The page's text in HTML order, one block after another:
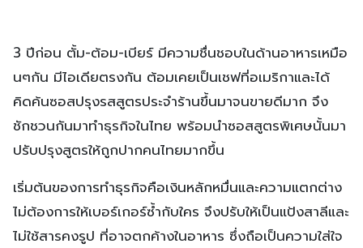
3 ปีก่อน ตั้ม-ต้อม-เบียร์ มีความชื่นชอบในด้านอาหารเหมือ
นๆกัน มีไอเดียตรงกัน ต้อมเคยเป็นเชฟที่อเมริกาและได้
คิดค้นซอสปรุงรสสูตรประจำร้านขึ้นมาจนขายดีมาก จึง
ชักชวนกันมาทำธุรกิจในไทย พร้อมนำซอสสูตรพิเศษนั้นมา
ปรับปรุงสูตรให้ถูกปากคนไทยมากขึ้น
เริ่มต้นของการทำธุรกิจคือเงินหลักหมื่นและความแตกต่าง
ไม่ต้องการให้เบอร์เกอร์ซ้ำกับใคร จึงปรับให้เป็นแป้งสาลีและ
ไม่ใช้สารคงรูป ที่อาจตกค้างในอาหาร ซึ่งถือเป็นความใส่ใจ